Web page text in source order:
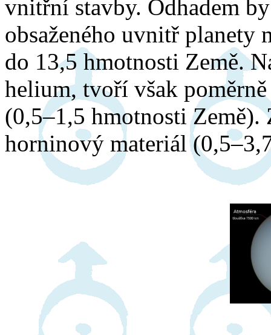
vnitřní stavby. Odhadem
obsaženého uvnitř planety
do 13,5 hmotnosti Země.
helium, tvoří však
(0,5–1,5 hmotnosti Země).
horninový materiál